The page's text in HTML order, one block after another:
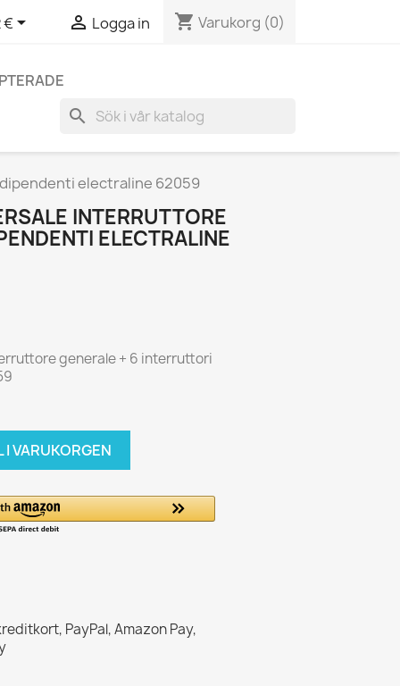
€  Logga in shopping_cart Varukorg (0)
search
electraline 62059
INTERRUTTORE
ELECTRALINE
generale + 6 interruttori
I VARUKORGEN
PayPal, Amazon Pay,